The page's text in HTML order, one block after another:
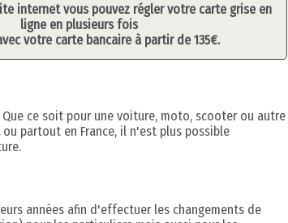
internet vous pouvez régler votre carte grise en
ligne en plusieurs fois
votre carte bancaire à partir de 135€.
ce soit pour une voiture, moto, scooter ou autre
ou partout en France, il n'est plus possible
années afin d'effectuer les changements de